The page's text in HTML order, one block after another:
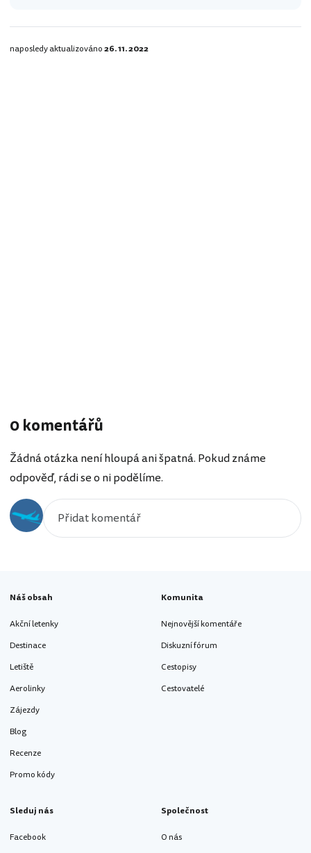
naposledy aktualizováno26. 11. 2022
0 komentářů
Žádná otázka není hloupá ani špatná. Pokud známe
odpověď, rádi se o ni podělíme.
Náš obsah
Akční letenky
Destinace
Letiště
Aerolinky
Zájezdy
Blog
Recenze
Promo kódy
Komunita
Nejnovější komentáře
Diskuzní fórum
Cestopisy
Cestovatelé
Sleduj nás
Facebook
Společnost
O nás